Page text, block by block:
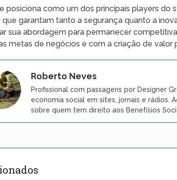
posiciona como um dos principais players
que garantam tanto a segurança quanto a
sua abordagem para permanecer
metas de negócios e com a criação de valor
Roberto Neves
Profissional com passagens por Designer
economia social em sites, jornais e rádios.
sobre quem tem direito aos Benefísios